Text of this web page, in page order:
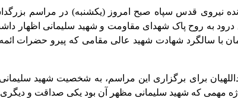
نیروی قدس سپاه صبح امروز (یکشنبه) در مراسم
به روح پاک شهدای مقاومت و شهید سلیمانی اظهار
با سالگرد شهادت شهید عالی مقامی که پیرو حضرات
برای برگزاری این مراسم، به شخصیت شهید
مهمی که شهید سلیمانی مظهر آن بود یکی صداقت و